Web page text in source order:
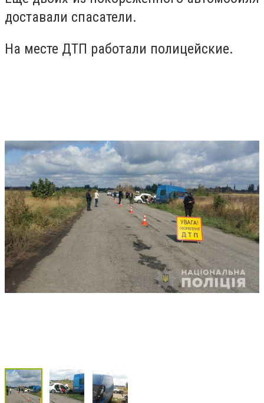
доставали спасатели.
На месте ДТП работали полицейские.